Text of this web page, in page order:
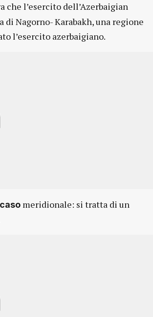
che l’esercito dell’Azerbaigian
Nagorno- Karabakh, una regione
l’esercito azerbaigiano.
meridionale: si tratta di un